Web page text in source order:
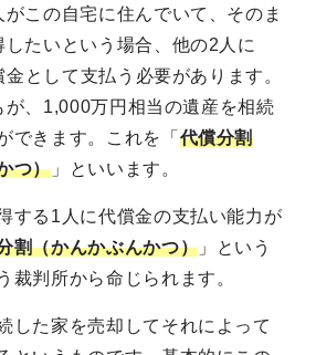
この自宅に住んでいて、そのま
したいという場合、他の2人に
として支払う必要があります。
が、1,000万円相当の遺産を相続
できます。これを「 代償分割
つ） 」といいます。
する1人に代償金の支払い能力が
割（かんかぶんかつ） 」という
裁判所から命じられます。
した家を売却してそれによって